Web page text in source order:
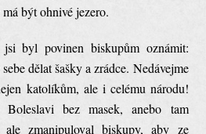
být ohnivé jezero.
byl povinen biskupům oznámit:
dělat šašky a zrádce. Nedávejme
katolíkům, ale i celému národu!
bez masek, anebo tam
ale zmanipuloval biskupy, aby ze